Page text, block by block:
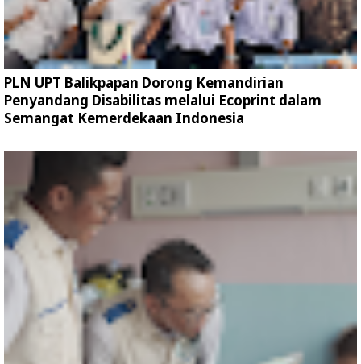
PLN UPT Balikpapan Dorong Kemandirian
Penyandang Disabilitas melalui Ecoprint dalam
Semangat Kemerdekaan Indonesia